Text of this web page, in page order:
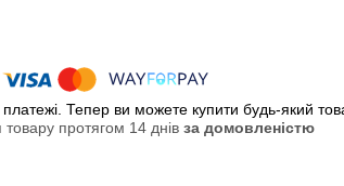
платежі. Тепер ви можете купити будь-який
протягом 14 днів за домовленістю